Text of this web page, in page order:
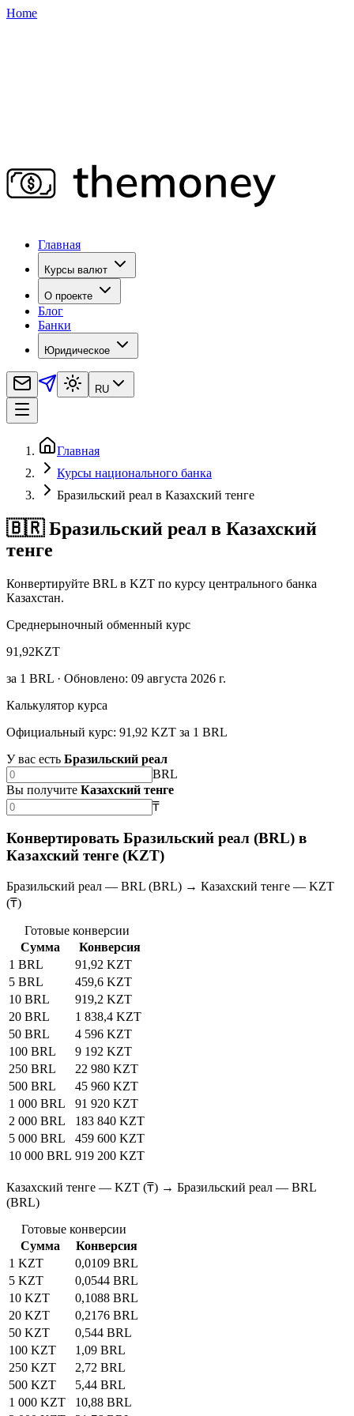
Home
Главная
Курсы валют
О проекте
Блог
Банки
Юридическое
RU
Главная
Курсы национального банка
Бразильский реал в Казахский тенге
🇧🇷 Бразильский реал в Казахский
тенге
Конвертируйте BRL в KZT по курсу центрального банка
Казахстан.
Среднерыночный обменный курс
91,92KZT
за 1 BRL · Обновлено: 09 августа 2026 г.
Калькулятор курса
Официальный курс: 91,92 KZT за 1 BRL
У вас есть Бразильский реал
BRL
Вы получите Казахский тенге
₸
Конвертировать Бразильский реал (BRL) в
Казахский тенге (KZT)
Бразильский реал — BRL (BRL) → Казахский тенге — KZT
(₸)
Готовые конверсии
Сумма
Конверсия
1 BRL
91,92 KZT
5 BRL
459,6 KZT
10 BRL
919,2 KZT
20 BRL
1 838,4 KZT
50 BRL
4 596 KZT
100 BRL
9 192 KZT
250 BRL
22 980 KZT
500 BRL
45 960 KZT
1 000 BRL
91 920 KZT
2 000 BRL
183 840 KZT
5 000 BRL
459 600 KZT
10 000 BRL 919 200 KZT
Казахский тенге — KZT (₸) → Бразильский реал — BRL
(BRL)
Готовые конверсии
Сумма
Конверсия
1 KZT
0,0109 BRL
5 KZT
0,0544 BRL
10 KZT
0,1088 BRL
20 KZT
0,2176 BRL
50 KZT
0,544 BRL
100 KZT
1,09 BRL
250 KZT
2,72 BRL
500 KZT
5,44 BRL
1 000 KZT
10,88 BRL